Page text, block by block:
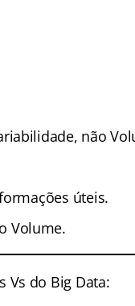
não
úteis.
Volume.
Vs do Big Data: